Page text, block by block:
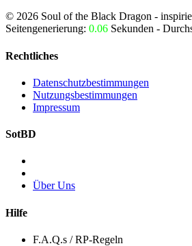
© 2026 Soul of the Black Dragon -
Seitengenerierung: 0.06 Sekunden -
Rechtliches
Datenschutzbestimmungen
Nutzungsbestimmungen
Impressum
SotBD
Über Uns
Hilfe
F.A.Q.s / RP-Regeln